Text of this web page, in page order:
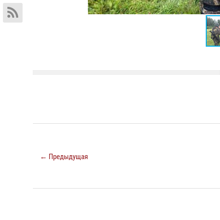
← Предыдущая